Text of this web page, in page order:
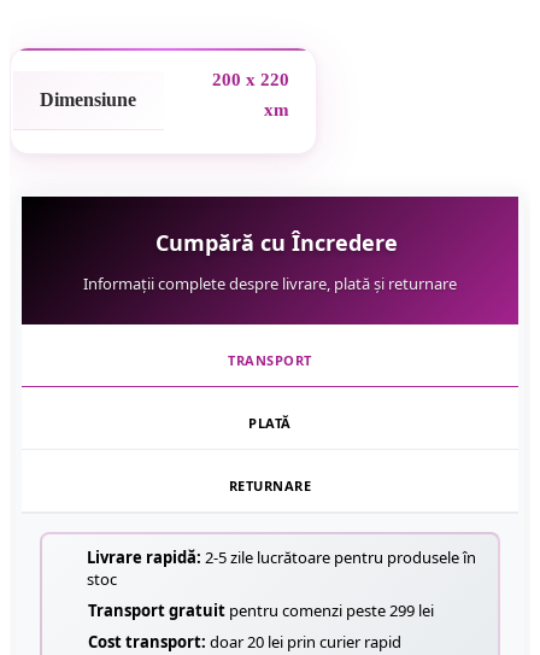
Dimensiune
200 x 220
xm
Cumpără cu Încredere
Informații complete despre livrare, plată și returnare
TRANSPORT
PLATĂ
RETURNARE
Livrare rapidă: 2-5 zile lucrătoare pentru produsele în
stoc
Transport gratuit pentru comenzi peste 299 lei
Cost transport: doar 20 lei prin curier rapid